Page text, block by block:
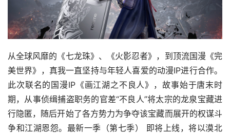
从全球风靡的《七龙珠》、《火影忍者》，到顶流国漫《完
美世界》，真我一直坚持与年轻人喜爱的动漫IP进行合作。
此次联名的国漫IP《画江湖之不良人》，故事始于唐末时
期，从事侦缉捕盗职务的官差“不良人”将太宗的龙泉宝藏进
行隐匿，随后开始了各方势力为争夺该宝藏而展开的权谋斗
争和江湖恩怨。最新一季（第七季） 即将上线，将以漠北